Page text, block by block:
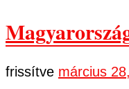
frissítve március